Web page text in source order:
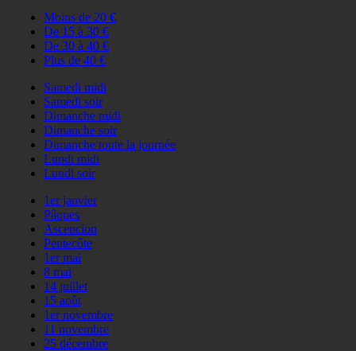
Moins de 20 €
De 15 à 30 €
De 30 à 40 €
Plus de 40 €
Samedi midi
Samedi soir
Dimanche midi
Dimanche soir
Dimanche toute la journée
Lundi midi
Lundi soir
1er janvier
Pâques
Ascencion
Pentecôte
1er mai
8 mai
14 juillet
15 août
1er novembre
11 novembre
25 décembre